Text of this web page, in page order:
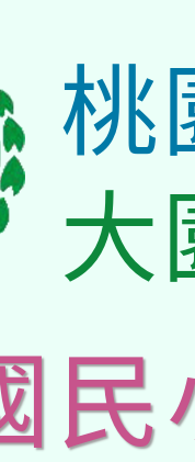
桃
大
民